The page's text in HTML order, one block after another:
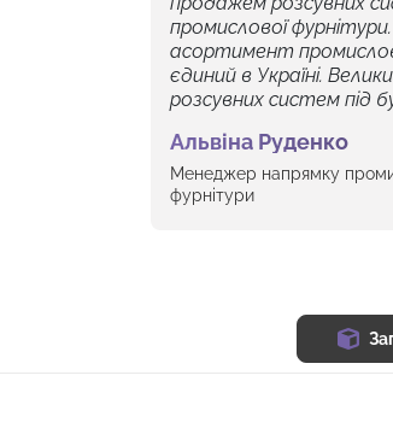
промислової
асортимент
єдиний в Україні.
розсувних систем під
Альвіна Руденко
Менеджер напрямку
фурнітури